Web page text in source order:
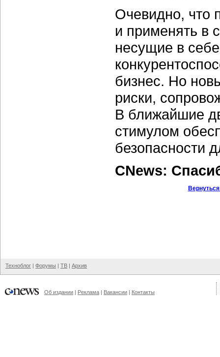
Очевидно, что
и применять в
несущие в
бизнес. Но
риски,
В ближайшие
стимулом
безопасности
CNews:
Техноблог | Форумы | ТВ | Архив
Об издании | Реклама | Вакансии | Контакты